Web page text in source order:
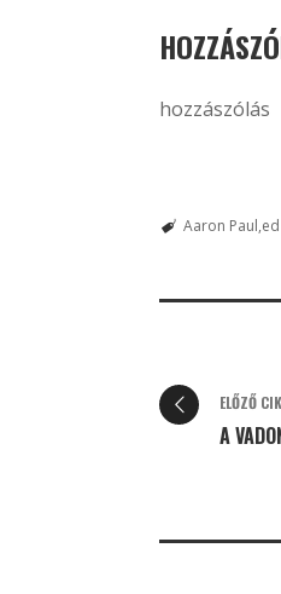
hozzászólás
Aaron Paul
ELŐZŐ
A